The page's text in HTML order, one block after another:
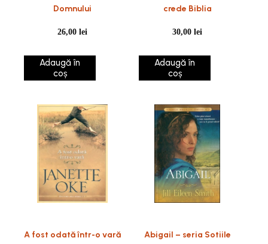
Domnului
26,00lei
Adaugă în
coș
crede Biblia
30,00lei
Adaugă în
coș
A fost odată într-o vară
Abigail – seria Sotiile